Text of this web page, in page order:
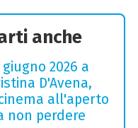
anche
2026 a
D'Avena,
all'aperto
non perdere